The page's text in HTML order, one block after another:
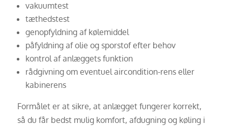
vakuumtest
tæthedstest
genopfyldning af kølemiddel
påfyldning af olie og sporstof efter behov
kontrol af anlæggets funktion
rådgivning om eventuel aircondition-rens eller
kabinerens
Formålet er at sikre, at anlægget fungerer korrekt,
så du får bedst mulig komfort, afdugning og køling i